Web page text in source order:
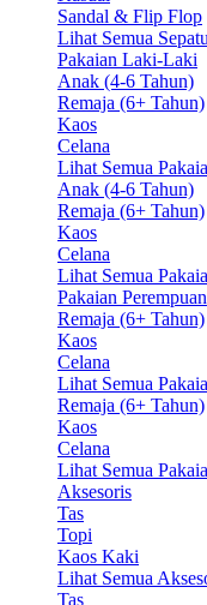
Sandal & Flip Flop
Lihat Semua Sepatu
Pakaian Laki-Laki
Anak (4-6 Tahun)
Remaja (6+ Tahun)
Kaos
Celana
Lihat Semua
Anak (4-6 Tahun)
Remaja (6+ Tahun)
Kaos
Celana
Lihat Semua
Pakaian Perempuan
Remaja (6+ Tahun)
Kaos
Celana
Lihat Semua
Remaja (6+ Tahun)
Kaos
Celana
Lihat Semua
Aksesoris
Tas
Topi
Kaos Kaki
Lihat Semua
Tas